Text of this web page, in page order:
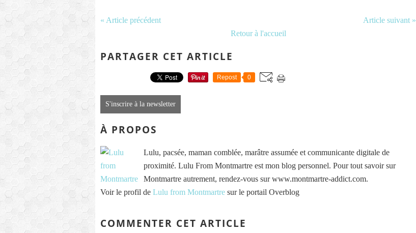
« Article précédent
Article suivant »
Retour à l'accueil
PARTAGER CET ARTICLE
Repost 0
S'inscrire à la newsletter
À PROPOS
Lulu, pacsée, maman comblée, marâtre assumée et communicante digitale de
proximité. Lulu From Montmartre est mon blog personnel. Pour tout savoir sur
Montmartre autrement, rendez-vous sur www.montmartre-addict.com.
Voir le profil de Lulu from Montmartre sur le portail Overblog
COMMENTER CET ARTICLE